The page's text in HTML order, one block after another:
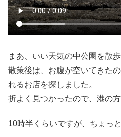
まあ、いい天気の中公園を散
散策後は、お腹が空いてきた
れるお店を探しました。
折よく見つかったので、港の方
10時半くらいですが、ちょっ